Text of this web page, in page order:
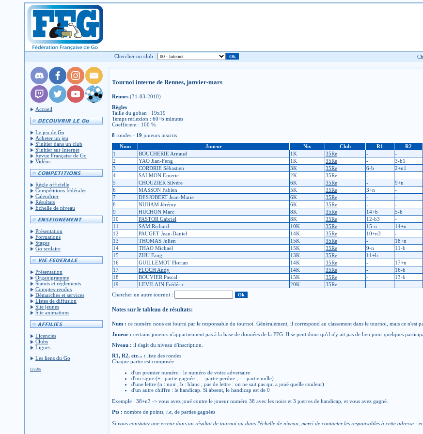
Chercher un club :
Accueil
Le jeu de Go
Acheter un jeu
S'initier dans un club
S'initier sur Internet
Revue Française de Go
Vidéos
Règle officielle
Compétitions fédérales
Calendrier
Résultats
Échelle de niveau
Présentation
Formations
Stages
Go scolaire
Présentation
Organigramme
Statuts et réglements
Comptes-rendus
Démarches et services
Listes de diffusion
Site jeunes
Site animations
Licenciés
Clubs
Ligues
Les liens du Go
Crédits
Tournoi interne de Rennes, janvier-mars
Rennes (31-03-2010)
Règles
Taille du goban : 19x19
Temps réflexion : 60+b minutes
Coefficient : 100 %
8 rondes - 19 joueurs inscrits
Num
Joueur Niv Club R1 R2
1
BOUCHERIE Arnaud 1K 35Re - -
2
YAO Jian-Feng 1K 35Re - 3-b1
3
CORDRIE Sébastien 3K 35Re 6-b 2+n1
4
SALMON Emeric 2K 35Re - -
5
CHOUZIER Silvère 6K 35Re - 9+n
6
MASSON Fabien 5K 35Re 3+n -
7
DESJOBERT Jean-Marie 6K 35Re - -
8
NUHAM Jérémy 6K 35Re - -
9
HUCHON Marc 8K 35Re 14+b 5-b
10
PASTOR Gabriel 8K 35Re 12-b3 -
11
SAM Richard 10K 35Re 15-n 14+n
12
PAUGET Jean-Daniel 14K 35Re 10+n3 -
13
THOMAS Julien 15K 35Re - 18+n
14
THAO Michaël 15K 35Re 9-n 11-b
15
ZHU Fang 13K 35Re 11+b -
16
GUILLEMOT Florian 14K 35Re - 17+n
17
FLOCH Andy 14K 35Re - 16-b
18
BOUVIER Pascal 15K 35Re - 13-b
19
LEVILAIN Frédéric 20K 35Re - -
Chercher un autre tournoi :
Notes sur le tableau de résultats:
Num : ce numéro nous est fourni par le responsable du tournoi. Généralement, il correspond au classement dans le tournoi, mais ce n'est
Joueur : certains joueurs n'appartiennent pas à la base de données de la FFG. Il se peut donc qu'il n'y ait pas de lien pour quelques
Niveau : il s'agit du niveau d'inscription.
R1, R2, etc... : liste des rondes
Chaque partie est composée :
d'un premier numéro : le numéro de votre adversaire
d'un signe (+ : partie gagnée ; - : partie perdue ; = : partie nulle)
d'une lettre (n : noir ; b : blanc ; pas de lettre : on ne sait pas qui a joué quelle couleur)
d'un autre chiffre : le handicap. Si absent, le handicap est de 0
Exemple : 38+n3 -> vous avez joué contre le joueur numéro 38 avec les noirs et 3 pierres de handicap, et vous avez gagné.
Pts : nombre de points, i.e , de parties gagnées
Si vous constatez une erreur dans un résultat de tournoi ou dans l'échelle de niveau, merci de contacter les responsables à cette adresse :